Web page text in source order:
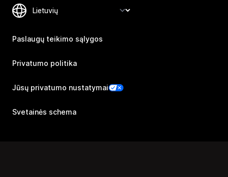
Paslaugų teikimo sąlygos
Privatumo politika
Jūsų privatumo nustatymai
Svetainės schema